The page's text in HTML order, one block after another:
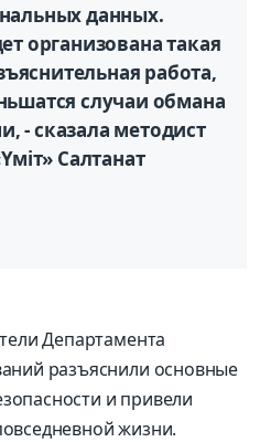
данных.
организована такая
работа,
случаи обмана
- сказала методист
Салтанат
Департамента
разъяснили основные
и привели
жизни.